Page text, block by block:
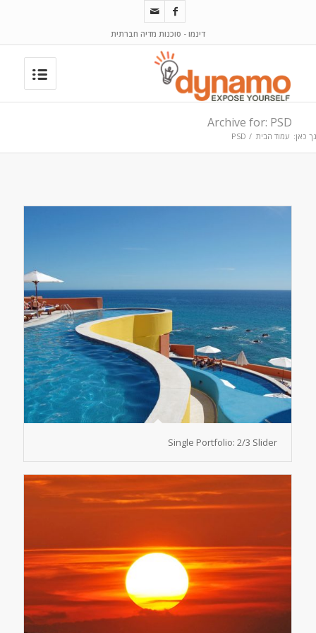
דינמו - סוכנות מדיה חברתית
Archive for: PSD
כאן: עמוד הבית /
PSD
Single Portfolio: 2/3 Slider